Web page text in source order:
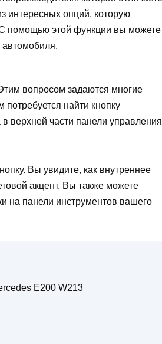
интересных опций, которую
С помощью этой функции вы можете
автомобиля.
вопросом задаются многие
найти кнопку
верхней части панели управления
Вы увидите, как внутреннее
акцент. Вы также можете
на панели инструментов вашего
E200 W213